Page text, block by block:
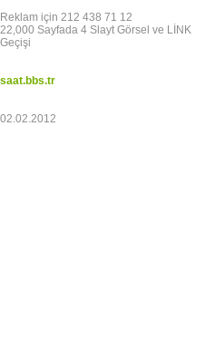
Reklam için 212 438 71 12
22,000 Sayfada 4 Slayt Görsel ve LİNK
Geçişi
saat.bbs.tr
02.02.2012